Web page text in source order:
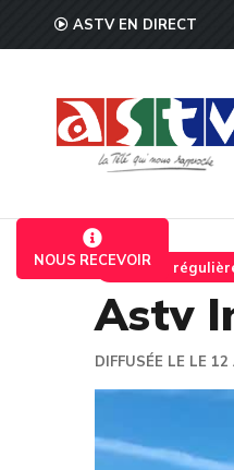
ASTV EN DIRECT
NOUS RECEVOIR
Emission
Astv
DIFFUSÉE LE LE